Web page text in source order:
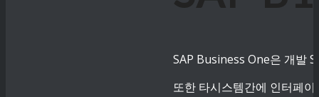
SAP Business One은 개발
또한 타시스템간에 인터페